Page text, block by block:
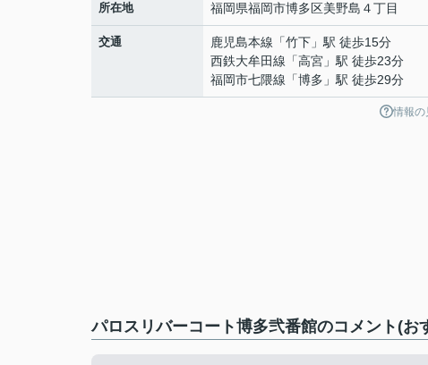
所在地 福岡県福岡市博多区美野島 ４丁目
交通 鹿児島本線 「竹下 」駅 徒歩15分
西鉄大牟田線 「高宮 」駅 徒歩23分
福岡市七隈線 「博多 」駅 徒歩29分
情報の
パロスリバーコート博多弐番館のコメント(お